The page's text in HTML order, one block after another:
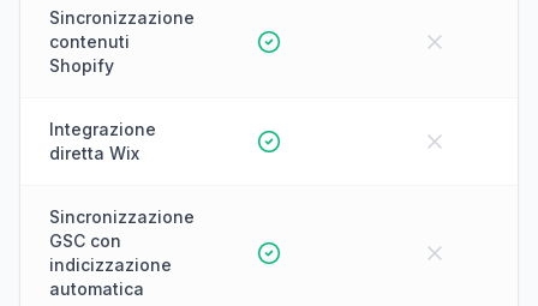
Sincronizzazione
contenuti
Shopify
Integrazione
diretta Wix
Sincronizzazione
GSC con
indicizzazione
automatica